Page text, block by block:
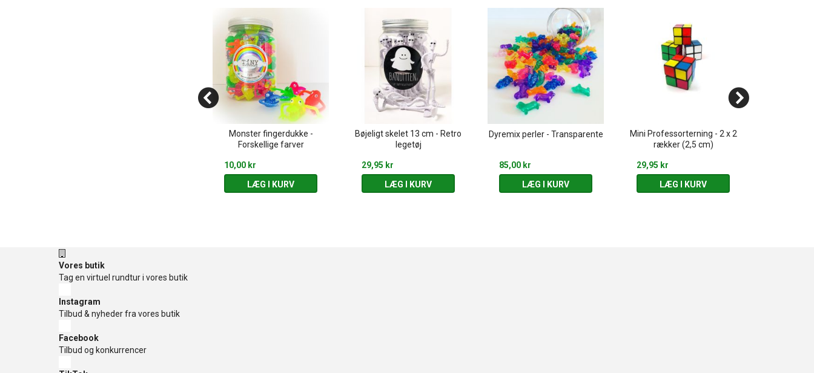
Monster fingerdukke -
Forskellige farver
10,00 kr
LÆG I KURV
Bøjeligt skelet 13 cm - Retro
legetøj
29,95 kr
LÆG I KURV
Dyremix perler - Transparente
85,00 kr
LÆG I KURV
Mini Professorterning - 2 x 2
rækker (2,5 cm)
29,95 kr
LÆG I KURV
Vores butik
Tag en virtuel rundtur i vores butik
Instagram
Tilbud & nyheder fra vores butik
Facebook
Tilbud og konkurrencer